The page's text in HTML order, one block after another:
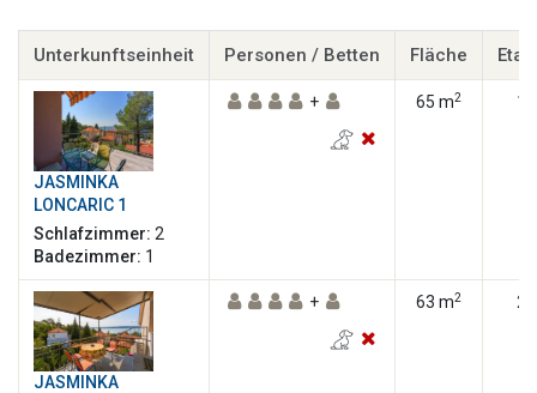
Unterkunftseinheit Personen / Betten Fläche
JASMINKA
LONCARIC 1
Schlafzimmer: 2
Badezimmer: 1
+ 65 m2 1
JASMINKA
+ 63 m2 2